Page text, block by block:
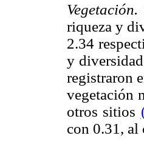
Vegetación.
riqueza y
2.34
y diversidad
registraron
vegetación
otros sitios
con 0.31, al